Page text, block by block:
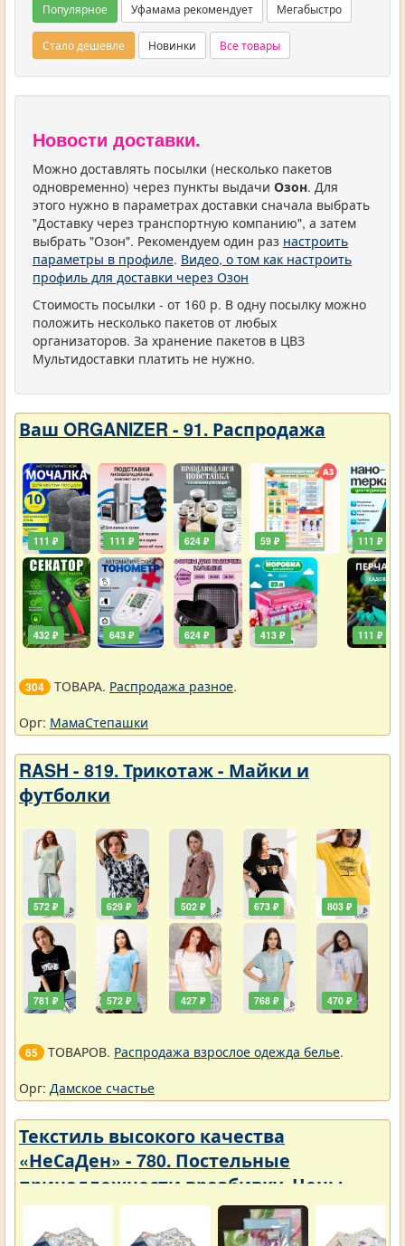
Популярное Уфамама рекомендует Мегабыстро
Стало дешевле Новинки Все товары
Новости доставки.
Можно доставлять посылки (несколько пакетов
одновременно) через пункты выдачи Озон. Для
этого нужно в параметрах доставки сначала выбрать
"Доставку через транспортную компанию", а затем
выбрать "Озон". Рекомендуем один раз настроить
параметры в профиле. Видео, о том как настроить
профиль для доставки через Озон
Стоимость посылки - от 160 р. В одну посылку можно
положить несколько пакетов от любых
организаторов. За хранение пакетов в ЦВЗ
Мультидоставки платить не нужно.
Ваш ORGANIZER - 91. Распродажа
111 ₽
432 ₽
111 ₽
643 ₽
624 ₽
624 ₽
59 ₽
413 ₽
111 ₽
111 ₽
304 ТОВАРА. Распродажа разное.
Орг: МамаСтепашки
RASH - 819. Трикотаж - Майки и
футболки
572 ₽
781 ₽
629 ₽
572 ₽
502 ₽
427 ₽
673 ₽
768 ₽
803 ₽
470 ₽
65 ТОВАРОВ. Распродажа взрослое одежда белье.
Орг: Дамское счастье
Текстиль высокого качества
«НеСаДен» - 780. Постельные
принадлежности вразбивку. Цены
упали